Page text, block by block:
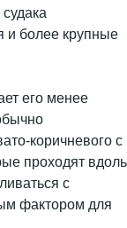
и более крупные
его менее
коричневого с
проходят вдоль
с
фактором для